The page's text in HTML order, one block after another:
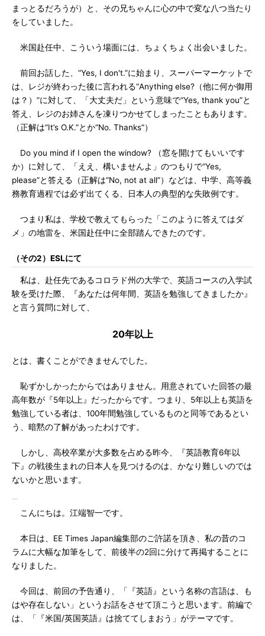
まっとるだろうが）と、その兄ちゃんに心の中で変な八つ当たり
をしていました。
米国赴任中、こういう場面には、ちょくちょく出会いました。
前回お話した、“Yes, I don't.”に始まり、スーパーマーケットで
は、レジが終わった後に言われる“Anything else?（他に何か御用
は？）”に対して、「大丈夫だ」という意味で“Yes, thank you”と
答え、レジのお姉さんを凍りつかせてしまったこともあります。
（正解は“It’s O.K.”とか“No. Thanks”）
Do you mind if I open the window? （窓を開けてもいいです
か）に対して、「ええ、構いませんよ」のつもりで“Yes,
please”と答える（正解は“No, not at all”）などは、中学、高等義
務教育過程では必ず出てくる、日本人の典型的な失敗例です。
つまり私は、学校で教えてもらった「このように答えてはダ
メ」の地雷を、米国赴任中に全部踏んできたのです。
（その2）ESLにて
私は、赴任先であるコロラド州の大学で、英語コースの入学試
験を受けた際、『あなたは何年間、英語を勉強してきましたか』
と言う質問に対して、
20年以上
とは、書くことができませんでした。
恥ずかしかったからではありません。用意されていた回答の最
高年数が『5年以上』だったからです。つまり、5年以上も英語を
勉強している者は、100年間勉強しているものと同等であるとい
う、暗黙の了解があったわけです。
しかし、高校卒業が大多数を占める昨今、『英語教育6年以
下』の戦後生まれの日本人を見つけるのは、かなり難しいのでは
ないかと思います。
こんにちは。江端智一です。
本日は、EE Times Japan編集部のご許諾を頂き、私の昔のコ
ラムに大幅な加筆をして、前後半の2回に分けて再掲することに
なりました。
今回は、前回の予告通り、「『英語』という名称の言語は、も
はや存在しない」というお話をさせて頂こうと思います。前編で
は、「『米国/英国英語』は捨ててしまおう」がテーマです。